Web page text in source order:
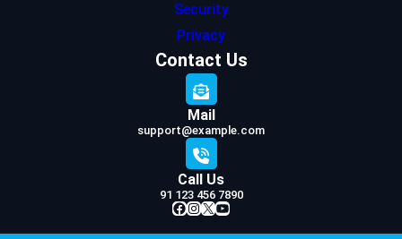
Security
Privacy
Contact Us
Mail
support@example.com
Call Us
91 123 456 7890
Facebook InstagramX YouTube